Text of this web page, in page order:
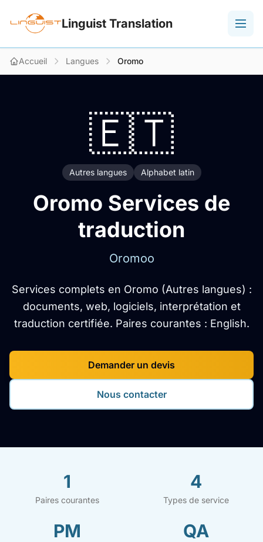
Linguist Translation
Accueil Langues Oromo
🇪🇹
Autres langues Alphabet latin
Oromo Services de
traduction
Oromoo
Services complets en Oromo (Autres langues) :
documents, web, logiciels, interprétation et
traduction certifiée. Paires courantes : English.
Demander un devis
Nous contacter
1
Paires courantes
4
Types de service
PM QA